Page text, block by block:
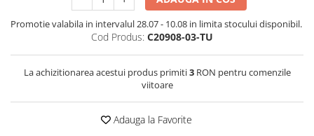
Promotie valabila in intervalul 28.07 - 10.08 in limita stocului disponibil.
Cod Produs: C20908-03-TU
La achizitionarea acestui produs primiti3RON pentru comenzile
viitoare
Adauga la Favorite